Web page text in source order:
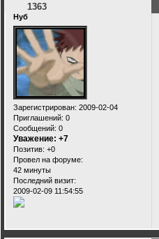
1363
Нуб
Зарегистрирован: 2009-02-04
Приглашений: 0
Сообщений: 0
Уважение: +7
Позитив: +0
Провел на форуме:
42 минуты
Последний визит:
2009-02-09 11:54:55